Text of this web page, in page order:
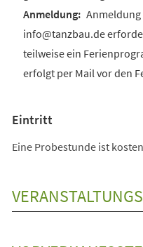
info@tanzbau.de
teilweise ein
erfolgt per Mail vor den
Eintritt
Eine Probestunde ist